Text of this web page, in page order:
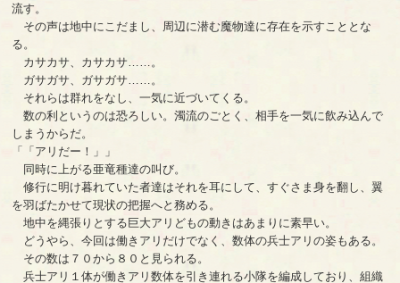
流す。
その声は地中にこだまし、周辺に潜む魔物達に存在を示すこととな
る。
カサカサ、カサカサ……。
ガサガサ、ガサガサ……。
それらは群れをなし、一気に近づいてくる。
数の利というのは恐ろしい。濁流のごとく、相手を一気に飲み込んで
しまうからだ。
「「アリだー！」」
同時に上がる亜竜種達の叫び。
修行に明け暮れていた者達はそれを耳にして、すぐさま身を翻し、翼
を羽ばたかせて現状の把握へと務める。
地中を縄張りとする巨大アリどもの動きはあまりに素早い。
どうやら、今回は働きアリだけでなく、数体の兵士アリの姿もある。
その数は７０から８０と見られる。
兵士アリ１体が働きアリ数体を引き連れる小隊を編成しており、組織